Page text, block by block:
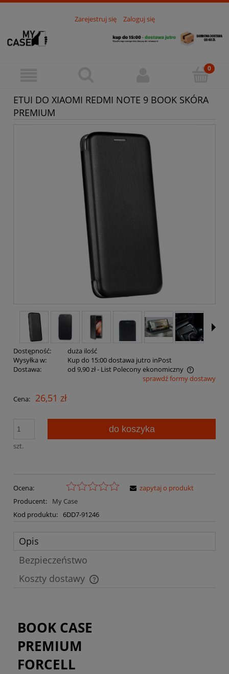
Zarejestruj się Zaloguj się
ETUI DO XIAOMI REDMI NOTE 9 BOOK SKÓRA
PREMIUM
Dostępność:
duża ilość
Wysyłka w:
Kup do 15:00 dostawa jutro inPost
Dostawa:
od 9,90 zł- List Polecony ekonomiczny
Cena nie zawiera ewentualnych kosztów płatnościsprawdź formy dostawy
Cena: 26,51 zł
szt.
do koszyka
Ocena:
Producent:
My Case
Kod produktu: 6DD7-91246
zapytaj o produkt
Opis
Bezpieczeństwo
Koszty dostawy
Cena nie zawiera ewentualnych kosztów płatności
BOOK CASE
PREMIUM
FORCELL